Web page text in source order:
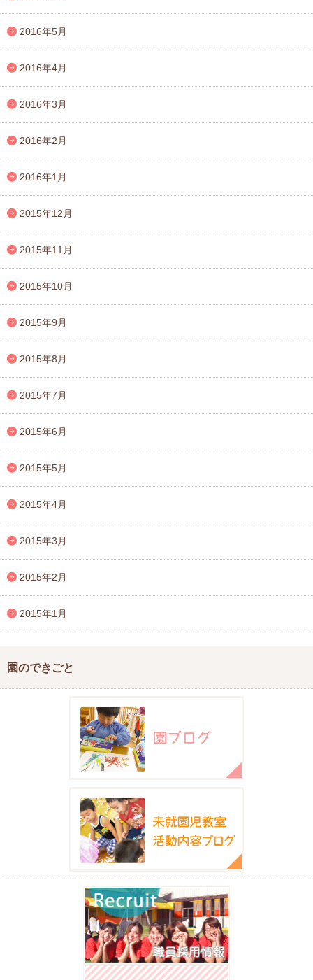
2016年5月
2016年4月
2016年3月
2016年2月
2016年1月
2015年12月
2015年11月
2015年10月
2015年9月
2015年8月
2015年7月
2015年6月
2015年5月
2015年4月
2015年3月
2015年2月
2015年1月
園のできごと